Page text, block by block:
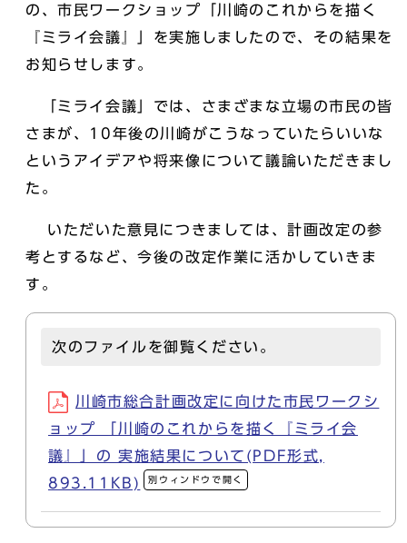
の、市民ワークショップ「川崎のこれからを描く
『ミライ会議』」を実施しましたので、その結果を
お知らせします。
「ミライ会議」では、さまざまな立場の市民の皆
さまが、10年後の川崎がこうなっていたらいいな
というアイデアや将来像について議論いただきまし
た。
いただいた意見につきましては、計画改定の参
考とするなど、今後の改定作業に活かしていきま
す。
次のファイルを御覧ください。
川崎市総合計画改定に向けた市民ワークシ
ョップ 「川崎のこれからを描く『ミライ会
議』」の 実施結果について(PDF形式,
893.11KB)
別ウィンドウで開く